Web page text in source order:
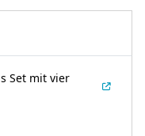
Set mit vier